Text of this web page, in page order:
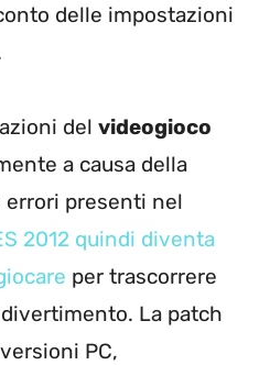
delle impostazioni
del videogioco
a causa della
errori presenti nel
2012 quindi diventa
per trascorrere
La patch
PC,